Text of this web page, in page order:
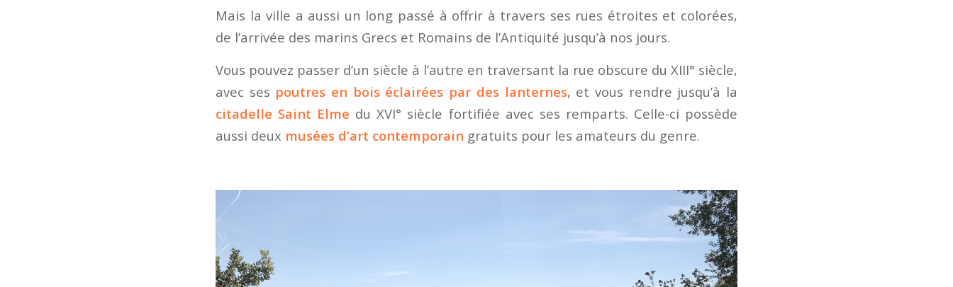
Mais la ville a aussi un long passé à offrir à travers ses rues étroites et colorées,
de l’arrivée des marins Grecs et Romains de l’Antiquité jusqu’à nos jours.
Vous pouvez passer d’un siècle à l’autre en traversant la rue obscure du XIII° siècle,
avec ses poutres en bois éclairées par des lanternes, et vous rendre jusqu’à la
citadelle Saint Elme du XVI° siècle fortifiée avec ses remparts. Celle-ci possède
aussi deux musées d’art contemporain gratuits pour les amateurs du genre.